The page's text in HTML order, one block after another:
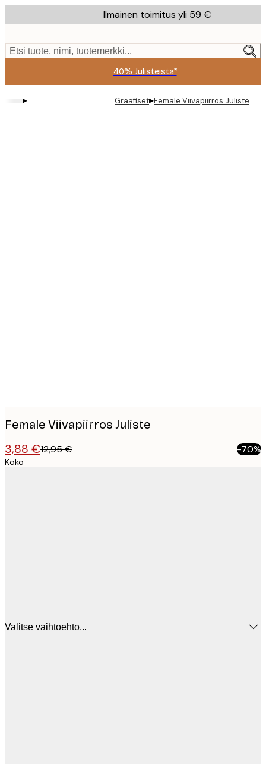
to
content.
Ilmainen toimitus yli 59 €
Etsi tuote, nimi, tuotemerkki...
40% Julisteista*
▸ Graafiset▸Female Viivapiirros Juliste
Female Viivapiirros Juliste
3,88 €12,95 € -70%
Koko
Valitse vaihtoehto...